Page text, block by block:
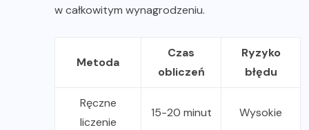
w całkowitym wynagrodzeniu.
Metoda
Czas
obliczeń
Ryzyko
błędu
Ręczne
liczenie
15-20 minut Wysokie